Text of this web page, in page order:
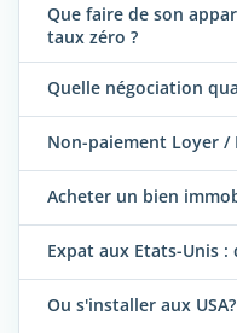
Que faire de son
taux zéro ?
Quelle négociation
Non-paiement Loyer /
Acheter un bien
Expat aux Etats-Unis
Ou s'installer aux USA?